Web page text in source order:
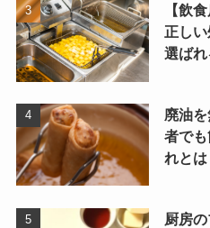
【飲
正し
選ば
廃油
者で
れとは
厨房